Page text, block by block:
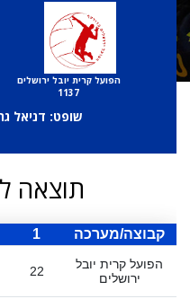
הפועל קרית יובל ירושלים
1137
שופט: דניאל
תוצאה
קבוצה/מערכה 1
הפועל קרית יובל
ירושלים
22